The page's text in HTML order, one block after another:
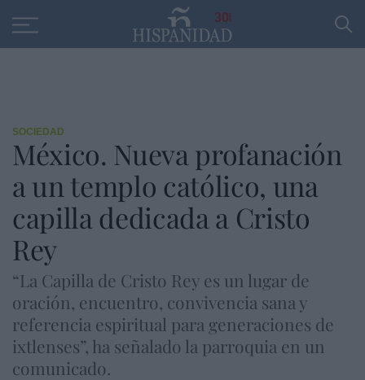
30
SOCIEDAD
México. Nueva profanación
a un templo católico, una
capilla dedicada a Cristo
Rey
“La Capilla de Cristo Rey es un lugar de
oración, encuentro, convivencia sana y
referencia espiritual para generaciones de
ixtlenses”, ha señalado la parroquia en un
comunicado.